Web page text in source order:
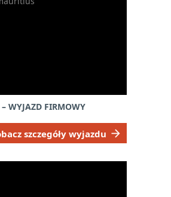
SIĘ, ABY
WYJAZD FIRMOWY
szczegóły wyjazdu